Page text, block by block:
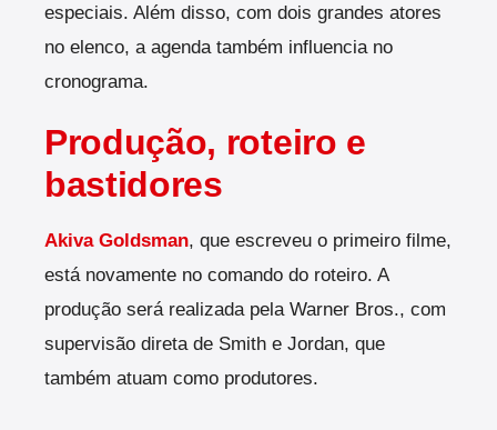
especiais. Além disso, com dois grandes atores
no elenco, a agenda também influencia no
cronograma.
Produção, roteiro e
bastidores
Akiva Goldsman, que escreveu o primeiro filme,
está novamente no comando do roteiro. A
produção será realizada pela Warner Bros., com
supervisão direta de Smith e Jordan, que
também atuam como produtores.